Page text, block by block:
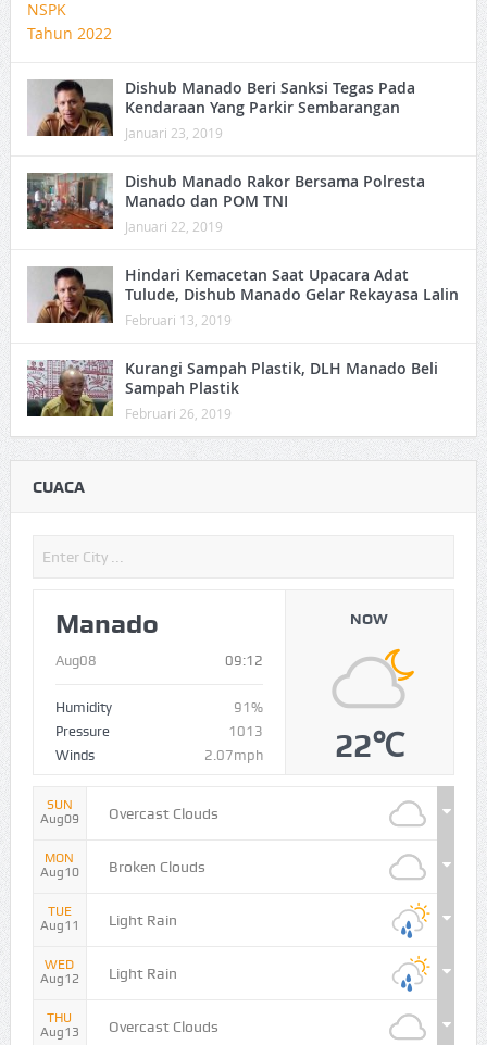
Dishub Manado Beri Sanksi Tegas Pada
Kendaraan Yang Parkir Sembarangan
Januari 23, 2019
Dishub Manado Rakor Bersama Polresta
Manado dan POM TNI
Januari 22, 2019
Hindari Kemacetan Saat Upacara Adat
Tulude, Dishub Manado Gelar Rekayasa Lalin
Februari 13, 2019
Kurangi Sampah Plastik, DLH Manado Beli
Sampah Plastik
Februari 26, 2019
CUACA
Manado
Aug08 09:12
Humidity
91%
Pressure
1013
Winds
2.07mph
NOW
22℃
SUN
Aug09
Overcast Clouds
MON
Aug10
Broken Clouds
TUE
Aug11
Light Rain
WED
Aug12
Light Rain
THU
Aug13
Overcast Clouds